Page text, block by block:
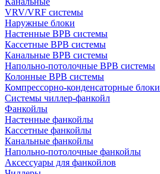
VRV/VRF системы
Наружные блоки
Настенные ВРВ системы
Кассетные ВРВ системы
Канальные ВРВ системы
Напольно-потолочные ВРВ системы
Колонные ВРВ системы
Компрессорно-конденсаторные блоки
Системы чиллер-фанкойл
Фанкойлы
Настенные фанкойлы
Кассетные фанкойлы
Канальные фанкойлы
Напольно-потолочные фанкойлы
Аксессуары для фанкойлов